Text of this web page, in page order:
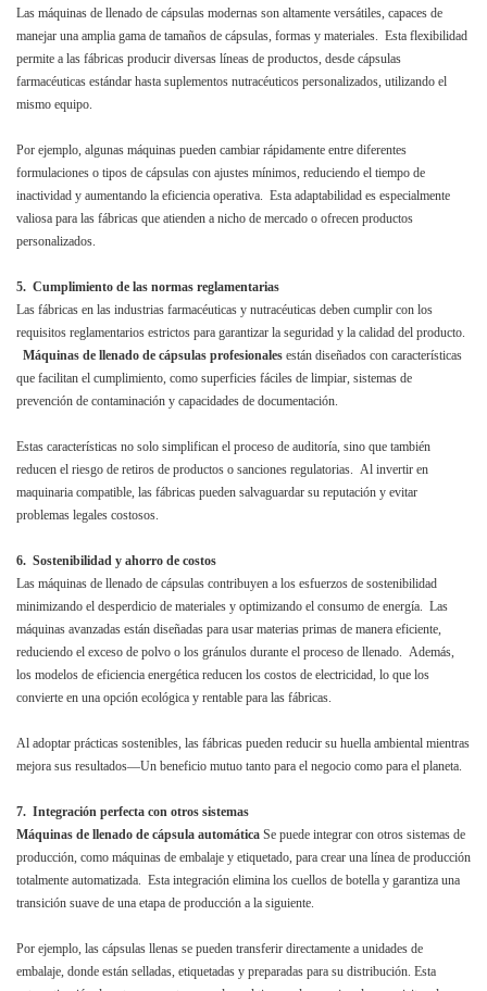
Las máquinas de llenado de cápsulas modernas son altamente versátiles, capaces de
manejar una amplia gama de tamaños de cápsulas, formas y materiales. Esta flexibilidad
permite a las fábricas producir diversas líneas de productos, desde cápsulas
farmacéuticas estándar hasta suplementos nutracéuticos personalizados, utilizando el
mismo equipo.
Por ejemplo, algunas máquinas pueden cambiar rápidamente entre diferentes
formulaciones o tipos de cápsulas con ajustes mínimos, reduciendo el tiempo de
inactividad y aumentando la eficiencia operativa. Esta adaptabilidad es especialmente
valiosa para las fábricas que atienden a nicho de mercado o ofrecen productos
personalizados.
5. Cumplimiento de las normas reglamentarias
Las fábricas en las industrias farmacéuticas y nutracéuticas deben cumplir con los
requisitos reglamentarios estrictos para garantizar la seguridad y la calidad del producto.
Máquinas de llenado de cápsulas profesionales están diseñados con características
que facilitan el cumplimiento, como superficies fáciles de limpiar, sistemas de
prevención de contaminación y capacidades de documentación.
Estas características no solo simplifican el proceso de auditoría, sino que también
reducen el riesgo de retiros de productos o sanciones regulatorias. Al invertir en
maquinaria compatible, las fábricas pueden salvaguardar su reputación y evitar
problemas legales costosos.
6. Sostenibilidad y ahorro de costos
Las máquinas de llenado de cápsulas contribuyen a los esfuerzos de sostenibilidad
minimizando el desperdicio de materiales y optimizando el consumo de energía. Las
máquinas avanzadas están diseñadas para usar materias primas de manera eficiente,
reduciendo el exceso de polvo o los gránulos durante el proceso de llenado. Además,
los modelos de eficiencia energética reducen los costos de electricidad, lo que los
convierte en una opción ecológica y rentable para las fábricas.
Al adoptar prácticas sostenibles, las fábricas pueden reducir su huella ambiental mientras
mejora sus resultados—Un beneficio mutuo tanto para el negocio como para el planeta.
7. Integración perfecta con otros sistemas
Máquinas de llenado de cápsula automática Se puede integrar con otros sistemas de
producción, como máquinas de embalaje y etiquetado, para crear una línea de producción
totalmente automatizada. Esta integración elimina los cuellos de botella y garantiza una
transición suave de una etapa de producción a la siguiente.
Por ejemplo, las cápsulas llenas se pueden transferir directamente a unidades de
embalaje, donde están selladas, etiquetadas y preparadas para su distribución. Esta